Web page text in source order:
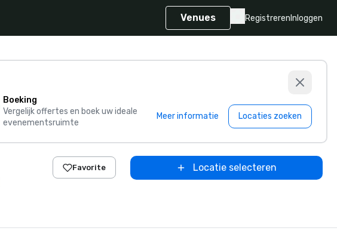
Venues Registreren Inloggen
Boeking
Vergelijk offertes en boek uw ideale
evenementsruimte
Meer informatie Locaties zoeken
Favorite Locatie selecteren